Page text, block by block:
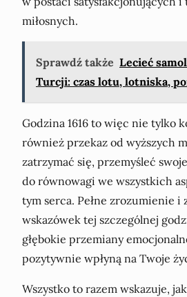
miłosnych.
Sprawdź także Lecieć
Turcji: czas lotu, lotniska,
Godzina 1616 to więc nie tylko
również przekaz od wyższych
zatrzymać się, przemyśleć
do równowagi we wszystkich
tym serca. Pełne zrozumienie i
wskazówek tej szczególnej
głębokie przemiany
pozytywnie wpłyną na Twoje
Wszystko to razem wskazuje,